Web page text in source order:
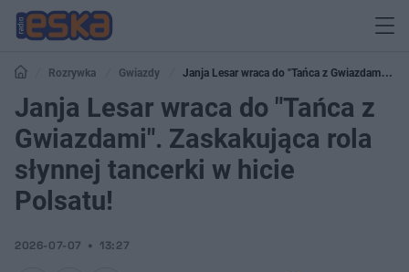
Rozrywka Gwiazdy
Janja Lesar wraca do "Tańca z Gwiazdami".
Zaskakująca rola słynnej tancerki w hicie Polsatu!
Janja Lesar wraca do "Tańca z
Gwiazdami". Zaskakująca rola
słynnej tancerki w hicie
Polsatu!
2026-07-07 13:27